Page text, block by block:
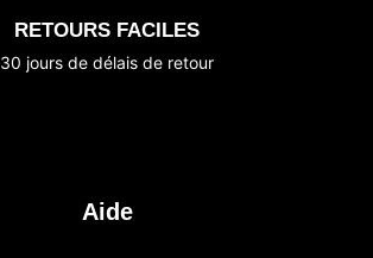
RETOURS FACILES
30 jours de délais de retour
Aide